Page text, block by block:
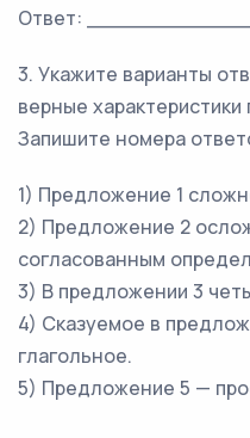
Ответ:
3. Укажите варианты
верные
Запишите номера
1) Предложение 1
2) Предложение 2
согласованным
3) В предложении 3
4) Сказуемое в
глагольное.
5) Предложение 5 —